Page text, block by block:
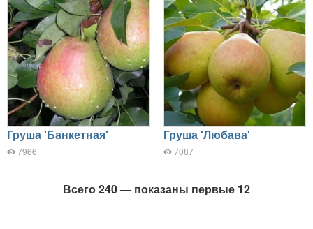
Груша 'Банкетная'
7966
Груша 'Любава'
7087
Всего 240 — показаны первые 12